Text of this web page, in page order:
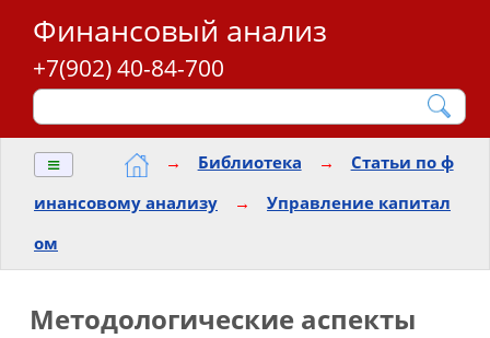
Финансовый анализ
+7(902) 40-84-700
≡ → Библиотека →
Статьи по ф
инансовому анализу
→
Управление капитал
ом
Методологические аспекты